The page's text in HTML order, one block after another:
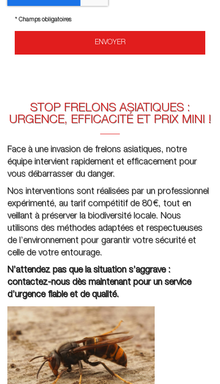
*Champs obligatoires
STOP FRELONS ASIATIQUES :
URGENCE, EFFICACITÉ ET PRIX MINI !
Face à une invasion de frelons asiatiques, notre
équipe intervient rapidement et efficacement pour
vous débarrasser du danger.
Nos interventions sont réalisées par un professionnel
expérimenté, au tarif compétitif de 80 €, tout en
veillant à préserver la biodiversité locale. Nous
utilisons des méthodes adaptées et respectueuses
de l’environnement pour garantir votre sécurité et
celle de votre entourage.
N’attendez pas que la situation s’aggrave :
contactez-nous dès maintenant pour un service
d’urgence fiable et de qualité.